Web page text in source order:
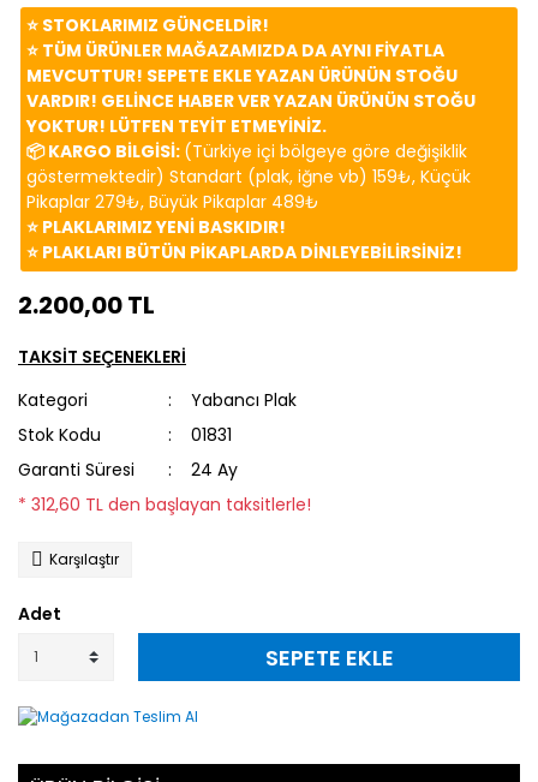
⭐️ STOKLARIMIZ GÜNCELDİR!
⭐️ TÜM ÜRÜNLER MAĞAZAMIZDA DA AYNI FİYATLA
MEVCUTTUR! SEPETE EKLE YAZAN ÜRÜNÜN STOĞU
VARDIR! GELİNCE HABER VER YAZAN ÜRÜNÜN STOĞU
YOKTUR! LÜTFEN TEYİT ETMEYİNİZ.
📦 KARGO BİLGİSİ: (Türkiye içi bölgeye göre değişiklik
göstermektedir) Standart (plak, iğne vb) 159₺, Küçük
Pikaplar 279₺, Büyük Pikaplar 489₺
⭐️ PLAKLARIMIZ YENİ BASKIDIR!
⭐️ PLAKLARI BÜTÜN PİKAPLARDA DİNLEYEBİLİRSİNİZ!
2.200,00 TL
TAKSİT SEÇENEKLERİ
Kategori
Yabancı Plak
Stok Kodu
01831
Garanti Süresi
24 Ay
* 312,60 TL den başlayan taksitlerle!
Karşılaştır
Adet
SEPETE EKLE